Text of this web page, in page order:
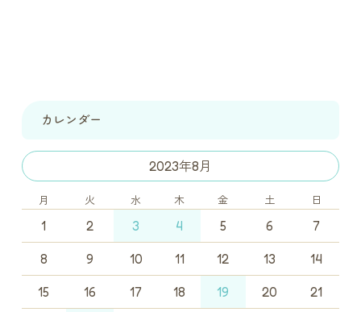
カレンダー
2023年8月
月 火 水 木 金 土 日
1 2 3 4 5 6 7
8 9 10 11 12 13 14
15 16 17 18 19 20 21